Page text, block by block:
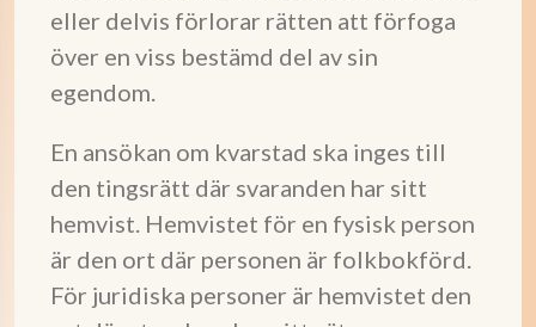
eller delvis förlorar rätten att förfoga
över en viss bestämd del av sin
egendom.
En ansökan om kvarstad ska inges till
den tingsrätt där svaranden har sitt
hemvist. Hemvistet för en fysisk person
är den ort där personen är folkbokförd.
För juridiska personer är hemvistet den